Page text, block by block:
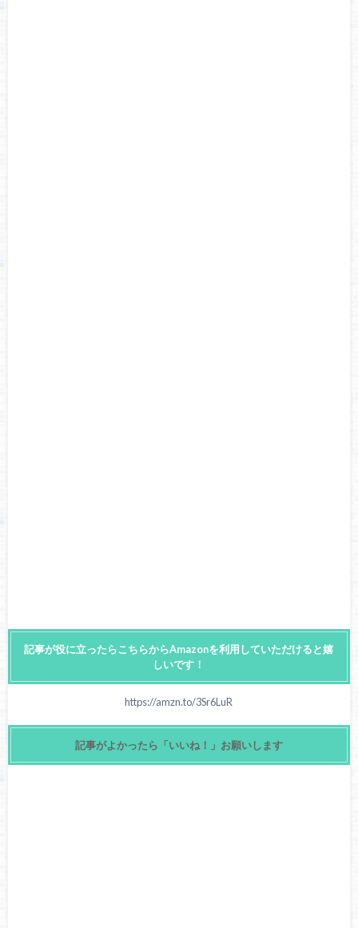
記事が役に立ったらこちらからAmazonを利用していただけると嬉
しいです！
https://amzn.to/3Sr6LuR
記事がよかったら「いいね！」お願いします